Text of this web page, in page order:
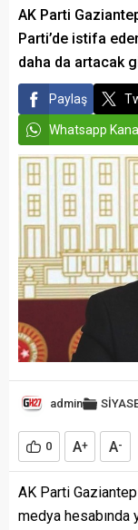
AK Parti
Parti’de istifa
daha da artacak
Paylaş
Whatsapp
admin
0 A+ A-
AK Parti
medya hesabında